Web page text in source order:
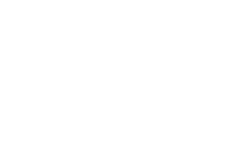
Pagina